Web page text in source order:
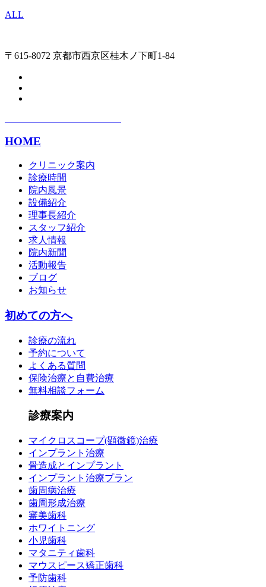
ALL
〒615-8072 京都市西京区桂木ノ下町1-84
HOME
クリニック案内
診療時間
院内風景
設備紹介
理事長紹介
スタッフ紹介
求人情報
院内新聞
活動報告
ブログ
お知らせ
初めての方へ
診療の流れ
予約について
よくある質問
保険治療と自費治療
無料相談フォーム
診療案内
マイクロスコープ(顕微鏡)治療
インプラント治療
骨造成とインプラント
インプラント治療プラン
歯周病治療
歯周形成治療
審美歯科
ホワイトニング
小児歯科
マタニティ歯科
マウスピース矯正歯科
予防歯科